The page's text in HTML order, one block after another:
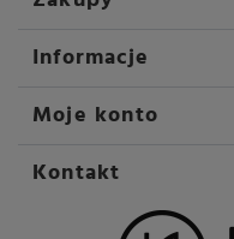
Informacje
Moje konto
Kontakt